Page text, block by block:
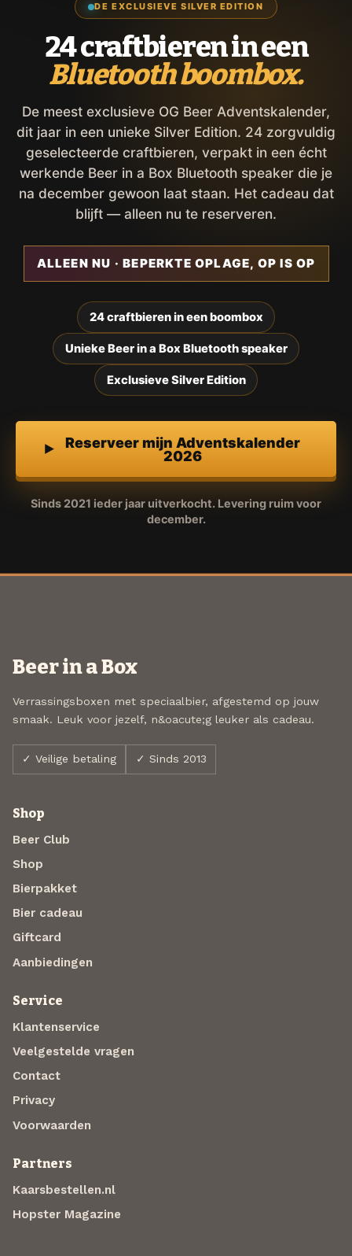
DE EXCLUSIEVE SILVER EDITION
24 craftbieren in een
Bluetooth boombox.
De meest exclusieve OG Beer Adventskalender,
dit jaar in een unieke Silver Edition. 24 zorgvuldig
geselecteerde craftbieren, verpakt in een écht
werkende Beer in a Box Bluetooth speaker die je
na december gewoon laat staan. Het cadeau dat
blijft — alleen nu te reserveren.
ALLEEN NU · BEPERKTE OPLAGE, OP IS OP
24 craftbieren in een boombox
Unieke Beer in a Box Bluetooth speaker
Exclusieve Silver Edition
Reserveer mijn Adventskalender
2026
Sinds 2021 ieder jaar uitverkocht. Levering ruim voor
december.
Beer in a Box
Verrassingsboxen met speciaalbier, afgestemd op jouw
smaak. Leuk voor jezelf, n&oacute;g leuker als cadeau.
✓ Veilige betaling ✓ Sinds 2013
Shop
Beer Club
Shop
Bierpakket
Bier cadeau
Giftcard
Aanbiedingen
Service
Klantenservice
Veelgestelde vragen
Contact
Privacy
Voorwaarden
Partners
Kaarsbestellen.nl
Hopster Magazine